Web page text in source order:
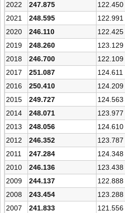
2022
247.875 122.450
2021
248.595 122.991
2020
246.110 122.425
2019
248.260 123.129
2018
246.700 122.109
2017
251.087 124.611
2016
250.410 124.209
2015
249.727 124.563
2014
248.071 123.977
2013
248.056 124.610
2012
246.352 123.787
2011
247.284 124.348
2010
246.136 123.438
2009
244.137 122.888
2008
243.454 123.288
2007
241.833 121.556